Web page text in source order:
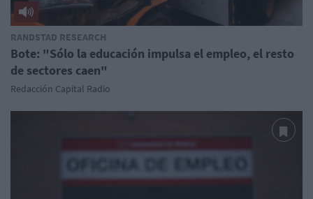
RANDSTAD RESEARCH
Bote: "Sólo la educación impulsa el empleo, el resto
de sectores caen"
Redacción Capital Radio